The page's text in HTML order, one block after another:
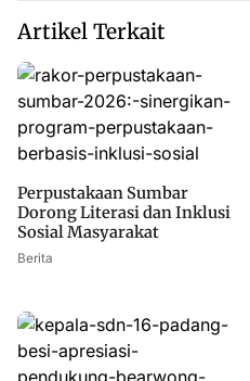
Artikel Terkait
Perpustakaan Sumbar
Dorong Literasi dan Inklusi
Sosial Masyarakat
Berita